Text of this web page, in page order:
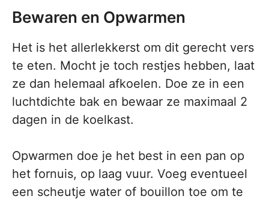
Bewaren en Opwarmen
Het is het allerlekkerst om dit gerecht vers
te eten. Mocht je toch restjes hebben, laat
ze dan helemaal afkoelen. Doe ze in een
luchtdichte bak en bewaar ze maximaal 2
dagen in de koelkast.
Opwarmen doe je het best in een pan op
het fornuis, op laag vuur. Voeg eventueel
een scheutje water of bouillon toe om te